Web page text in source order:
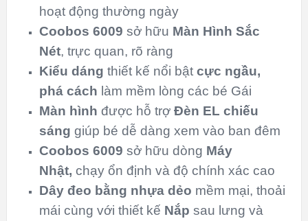
hoạt động thường ngày
Coobos 6009 sở hữu Màn Hình Sắc
Nét, trực quan, rõ ràng
Kiểu dáng thiết kế nổi bật cực ngầu,
phá cách làm mềm lòng các bé Gái
Màn hình được hỗ trợ Đèn EL chiếu
sáng giúp bé dễ dàng xem vào ban đêm
Coobos 6009 sở hữu dòng Máy
Nhật, chạy ổn định và độ chính xác cao
Dây đeo bằng nhựa dẻo mềm mại, thoải
mái cùng với thiết kế Nắp sau lưng và